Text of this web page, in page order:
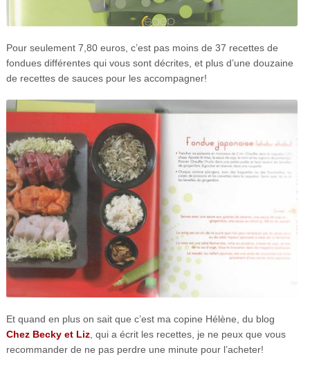
Pour seulement 7,80 euros, c’est pas moins de 37 recettes de
fondues différentes qui vous sont décrites, et plus d’une douzaine
de recettes de sauces pour les accompagner!
Et quand en plus on sait que c’est ma copine Hélène, du blog
Chez Becky et Liz, qui a écrit les recettes, je ne peux que vous
recommander de ne pas perdre une minute pour l’acheter!